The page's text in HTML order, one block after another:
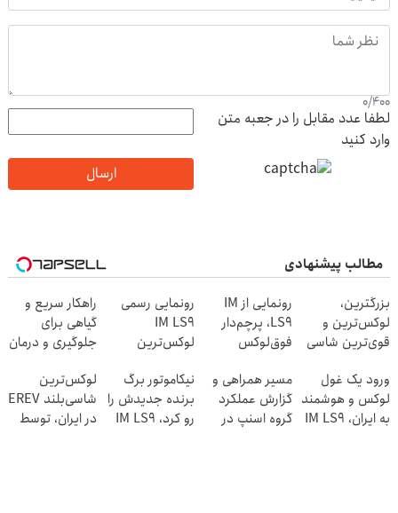
0/400
لطفا عدد مقابل را در جعبه متن
وارد کنید
ارسال
مطالب پیشنهادی
بزرگترین،
لوکس‌ترین و
قوی‌ترین شاسی
ایران رونمایی شد
رونمایی از IM
LS9، پرچم‌دار
فوق‌لوکس
ایران شد
رونمایی رسمی
IM LS9
لوکس‌ترین
راهکار سریع و
گیاهی برای
جلوگیری و درمان
ورود یک غول
لوکس و هوشمند
به ایران، IM LS9
مسیر همراهی و
گزارش عملکرد
گروه اسنپ در
نیکاموتور برگ
برنده جدیدش را
رو کرد، IM LS9
لوکس‌ترین
شاسی‌بلند EREV
در ایران، توسط